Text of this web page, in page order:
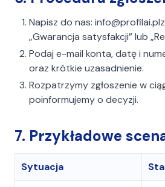
Napisz do nas: info@profilai.pl
„Gwarancja satysfakcji” lub
Podaj e-mail konta, datę i
oraz krótkie uzasadnienie.
Rozpatrzymy zgłoszenie w
poinformujemy o decyzji.
7. Przykładowe
Sytuacja